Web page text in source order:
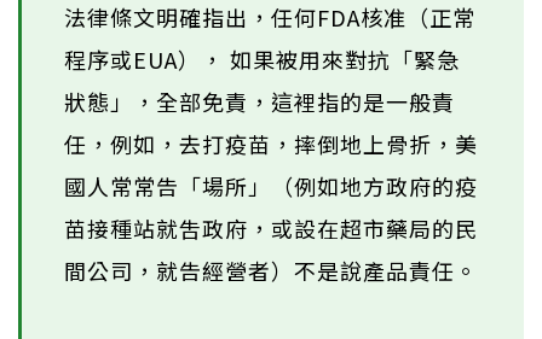
法律條文明確指出，任何FDA核准（正常
程序或EUA）， 如果被用來對抗「緊急
狀態」，全部免責，這裡指的是一般責
任，例如，去打疫苗，摔倒地上骨折，美
國人常常告「場所」（例如地方政府的疫
苗接種站就吿政府，或設在超市藥局的民
間公司，就告經營者）不是說產品責任。